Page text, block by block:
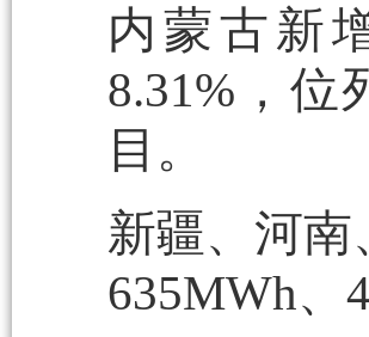
内蒙古新
8.31%，
目。
新疆、河南
635MWh、